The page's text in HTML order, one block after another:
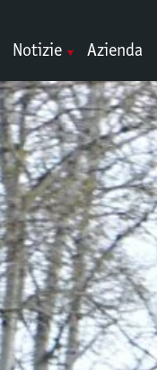
Notizie Azienda